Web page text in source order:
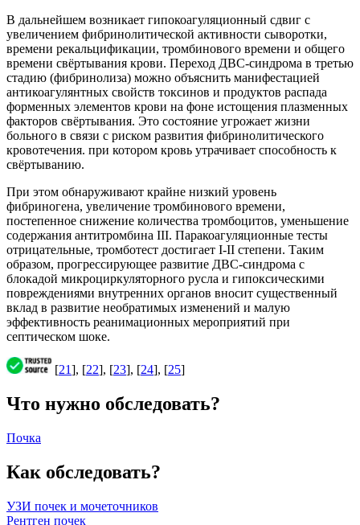
В дальнейшем возникает гипокоагуляционный сдвиг с
увеличением фибринолитической активности сыворотки,
времени рекальцификации, тромбинового времени и общего
времени свёртывания крови. Переход ДВС-синдрома в третью
стадию (фибринолиза) можно объяснить манифестацией
антикоагулянтных свойств токсинов и продуктов распада
форменных элементов крови на фоне истощения плазменных
факторов свёртывания. Это состояние угрожает жизни
больного в связи с риском развития фибринолитического
кровотечения. при котором кровь утрачивает способность к
свёртыванию.
При этом обнаруживают крайне низкий уровень
фибриногена, увеличение тромбинового времени,
постепенное снижение количества тромбоцитов, уменьшение
содержания антитромбина III. Паракоагуляционные тесты
отрицательные, тромботест достигает I-II степени. Таким
образом, прогрессирующее развитие ДВС-синдрома с
блокадой микроциркуляторного русла и гипоксическими
повреждениями внутренних органов вносит существенный
вклад в развитие необратимых изменений и малую
эффективность реанимационных мероприятий при
септическом шоке.
[21], [22], [23], [24], [25]
Что нужно обследовать?
Почка
Как обследовать?
УЗИ почек и мочеточников
Рентген почек